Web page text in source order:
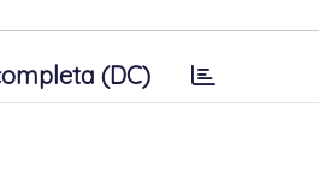
(DC)